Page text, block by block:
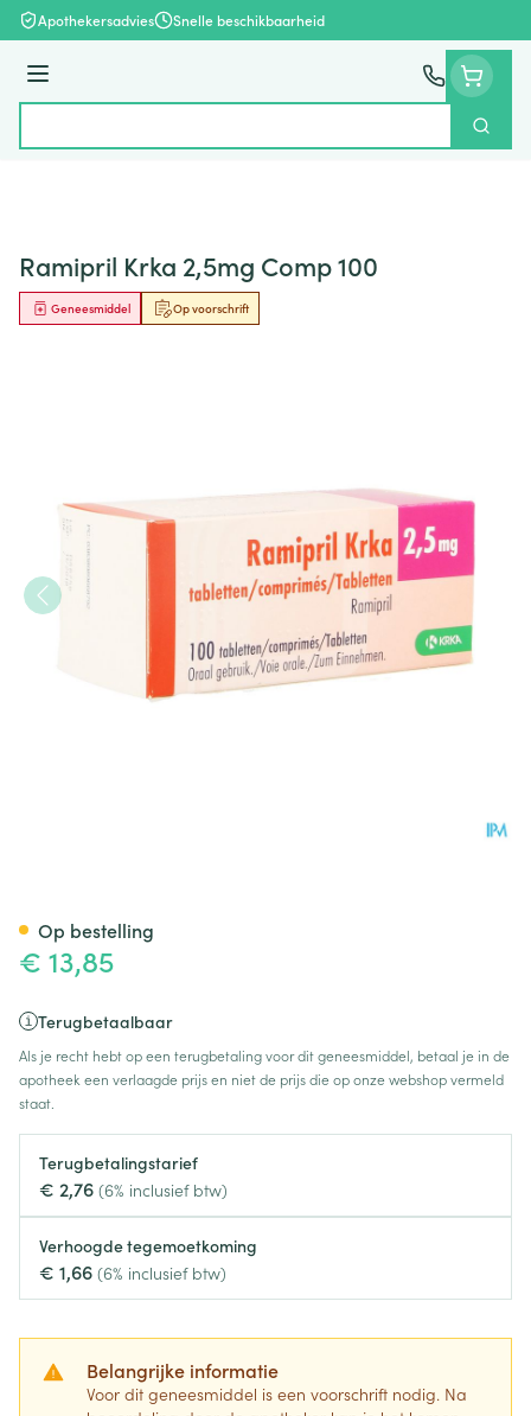
Ga naar de inhoud
Apothekersadvies Snelle beschikbaarheid
Menu
Zoek
Ramipril Krka 2,5mg Comp 100
Op voorschrift
Geneesmiddel
€ 13,85
Terugbetaalbaar
Als je recht hebt op een terugbetaling voor dit geneesmiddel, betaal je in de
apotheek een verlaagde prijs en niet de prijs die op onze webshop vermeld
staat.
Terugbetalingstarief
€ 2,76 (6% inclusief btw)
Verhoogde tegemoetkoming
€ 1,66 (6% inclusief btw)
Belangrijke informatie
Voor dit geneesmiddel is een voorschrift nodig. Na
Op bestelling